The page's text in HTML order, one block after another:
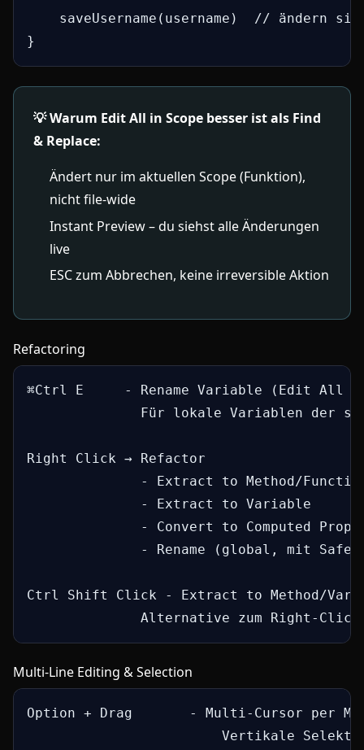
saveUsername(username)  // ändern
}
💡 Warum Edit All in Scope besser ist als Find
& Replace:
Ändert nur im aktuellen Scope (Funktion),
nicht file-wide
Instant Preview – du siehst alle Änderungen
live
ESC zum Abbrechen, keine irreversible Aktion
Refactoring
⌘Ctrl E     - Rename Variable (Edit All in
Für lokale Variablen der
Right Click → Refactor
- Extract to Method/
              - Extract to Variable
- Convert to Computed
- Rename (global, mit
Ctrl Shift Click - Extract to Method/
Alternative zum Right-
Multi-Line Editing & Selection
Option + Drag       - Multi-Cursor per
Vertikale